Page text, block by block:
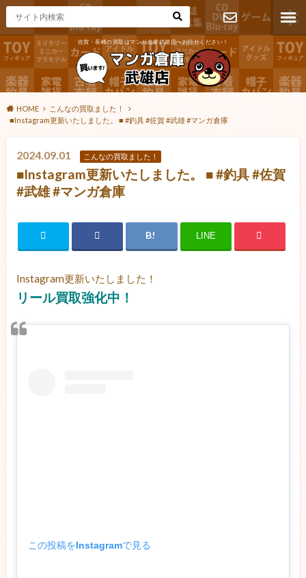
佐賀・長崎の買取はマンガ倉庫武雄店へお任せください！
お問い合わ
せ
HOME
こんなの買取ました！
■Instagram更新いたしました。 ■ #釣具 #佐賀 #武雄 #マンガ倉庫
2024.09.01 こんなの買取ました！
■Instagram更新いたしました。 ■ #釣具 #佐賀
#武雄 #マンガ倉庫
LINE
Instagram更新いたしました！
リール買取強化中！
この投稿をInstagramで見る